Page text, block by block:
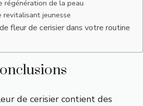
régénération de la peau
revitalisant jeunesse
fleur de cerisier dans votre routine
de cerisier contient des